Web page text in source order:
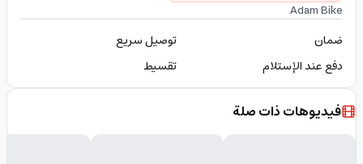
Adam Bike
ضمان
توصيل سريع
دفع عند الإستلام
تقسيط
فيديوهات ذات صلة